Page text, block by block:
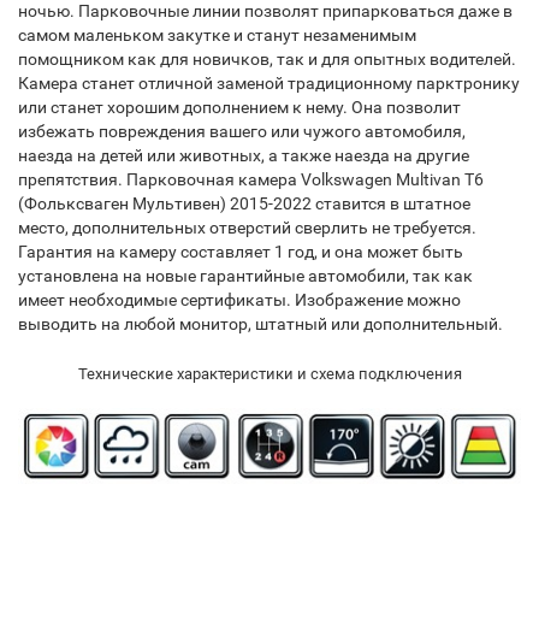
ночью. Парковочные линии позволят припарковаться даже в
самом маленьком закутке и станут незаменимым
помощником как для новичков, так и для опытных водителей.
Камера станет отличной заменой традиционному парктронику
или станет хорошим дополнением к нему. Она позволит
избежать повреждения вашего или чужого автомобиля,
наезда на детей или животных, а также наезда на другие
препятствия. Парковочная камера Volkswagen Multivan T6
(Фольксваген Мультивен) 2015-2022 ставится в штатное
место, дополнительных отверстий сверлить не требуется.
Гарантия на камеру составляет 1 год, и она может быть
установлена на новые гарантийные автомобили, так как
имеет необходимые сертификаты. Изображение можно
выводить на любой монитор, штатный или дополнительный.
Технические характеристики и схема подключения